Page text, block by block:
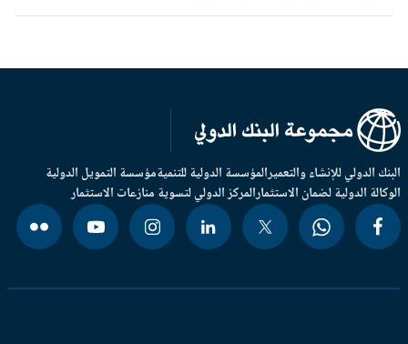
الدولي للإنشاء والتعميرالمؤسسة الدولية للتنميةمؤسسة التمويل الدولية
الدولية لضمان الاستثمارالمركز الدولي لتسوية منازعات الاستثمار